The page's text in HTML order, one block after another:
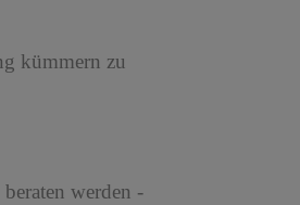
kümmern zu
beraten werden -